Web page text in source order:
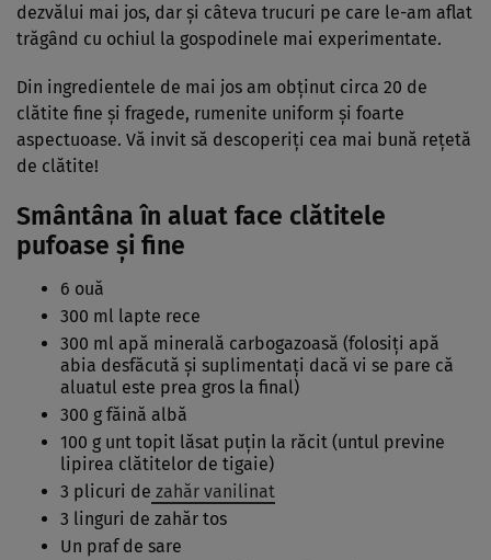
dezvălui mai jos, dar şi câteva trucuri pe care le-am aflat
trăgând cu ochiul la gospodinele mai experimentate.
Din ingredientele de mai jos am obţinut circa 20 de
clătite fine și fragede, rumenite uniform şi foarte
aspectuoase. Vă invit să descoperiţi cea mai bună reţetă
de clătite!
Smântâna în aluat face clătitele
pufoase și fine
6 ouă
300 ml lapte rece
300 ml apă minerală carbogazoasă (folosiţi apă
abia desfăcută şi suplimentaţi dacă vi se pare că
aluatul este prea gros la final)
300 g făină albă
100 g unt topit lăsat puțin la răcit (untul previne
lipirea clătitelor de tigaie)
3 plicuri de zahăr vanilinat
3 linguri de zahăr tos
Un praf de sare